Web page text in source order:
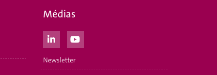
Médias
Newsletter